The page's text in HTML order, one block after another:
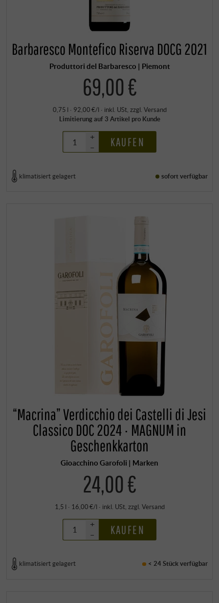
Barbaresco Montefico Riserva DOCG 2021
Produttori del Barbaresco | Piemont
69,00 €
0,75 l · 92,00 €/l · inkl. USt, zzgl. Versand
Limitierung auf 3 Artikel pro Kunde
+
–
KAUFEN
klimatisiert gelagert sofort verfügbar
“Macrina” Verdicchio dei Castelli di Jesi
Classico DOC 2024 · MAGNUM in
Geschenkkarton
Gioacchino Garofoli | Marken
24,00 €
1,5 l · 16,00 €/l · inkl. USt, zzgl. Versand
+
–
KAUFEN
klimatisiert gelagert < 24 Stückverfügbar